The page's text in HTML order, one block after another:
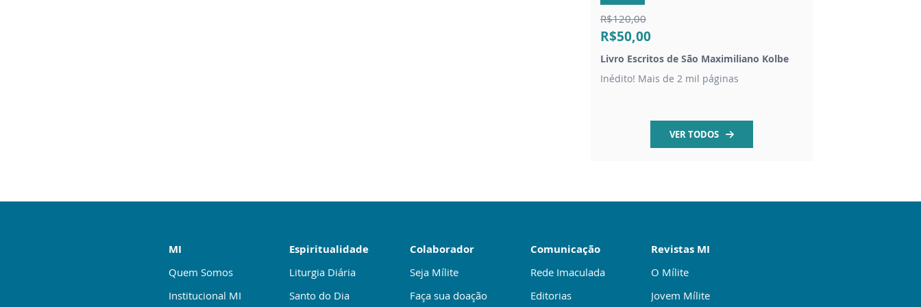
R$120,00
R$50,00
Livro Escritos de São Maximiliano Kolbe
Inédito! Mais de 2 mil páginas
VER TODOS
MI
Quem Somos
Institucional MI
Colaborador
Seja Mílite
Faça sua doação
Espiritualidade
Liturgia Diária
Santo do Dia
Comunicação
Rede Imaculada
Editorias
Revistas MI
O Mílite
Jovem Mílite